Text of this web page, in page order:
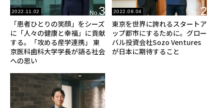
2022.11.02 No.3
「患者ひとりの笑顔」をシーズ
に「人々の健康と幸福」に貢献
する。「攻める産学連携」 東
京医科歯科大学学長が語る社会
への思い
2022.08.04 No.2
東京を世界に誇れるスタートア
ップ都市にするために。グロー
バル投資会社Sozo Ventures
が日本に期待すること